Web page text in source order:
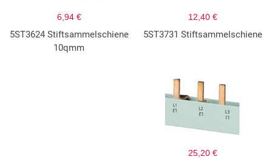
6,94 €
5ST3624 Stiftsammelschiene
10qmm
12,40 €
5ST3731 Stiftsammelschiene
25,20 €